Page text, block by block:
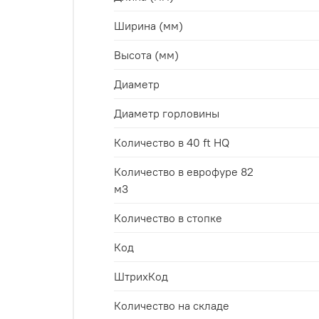
Ширина (мм)
Высота (мм)
Диаметр
Диаметр горловины
Количество в 40 ft HQ
Количество в еврофуре 82
м3
Количество в стопке
Код
ШтрихКод
Количество на складе